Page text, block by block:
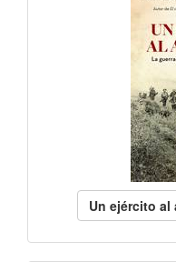
Un ejército al